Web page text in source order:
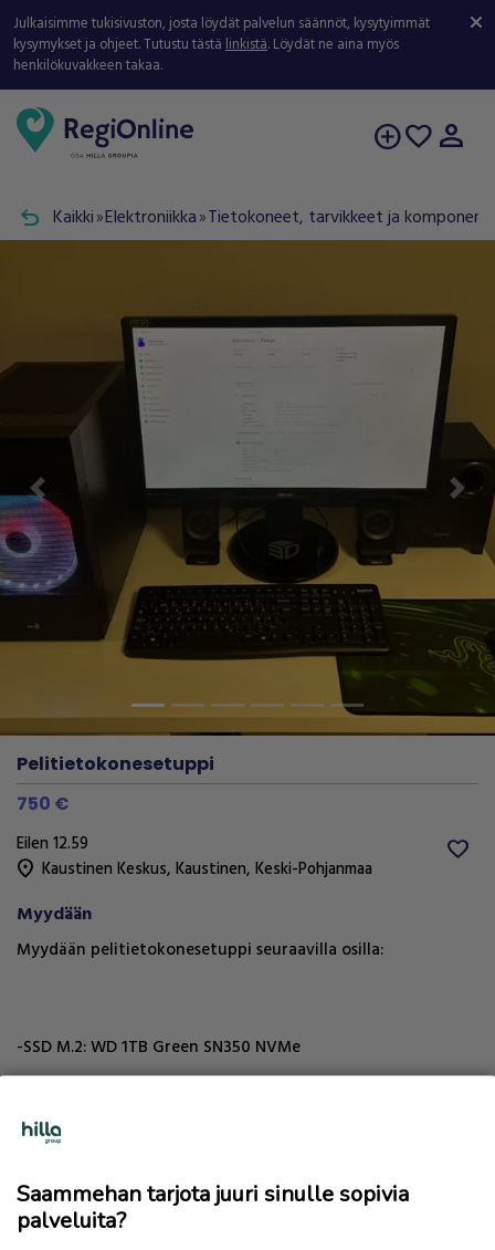
Julkaisimme tukisivuston, josta löydät palvelun säännöt, kysytyimmät
kysymykset ja ohjeet. Tutustu tästälinkistä. Löydät ne aina myös
henkilökuvakkeen takaa.
add_circlefavorite person
undo Kaikki double_arrowElektroniikka double_arrow Tietokoneet, tarvikkeet ja
Previous Next
Pelitietokonesetuppi
750 €
favorite
Eilen 12.59
location_on Kaustinen Keskus, Kaustinen, Keski-Pohjanmaa
Myydään
Myydään pelitietokonesetuppi seuraavilla osilla:
-SSD M.2: WD 1TB Green SN350 NVMe
-Cooleri: Aerocool Mirage L240 AIO
-Kotelo: Aerocool Atomic v2
Saammehan tarjota juuri sinulle sopivia
palveluita?